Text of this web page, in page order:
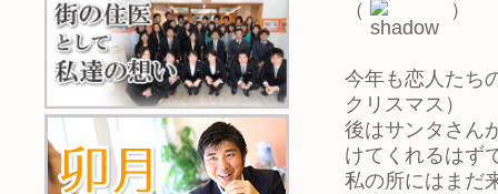
（
）
今年も恋人たち
クリスマス）
後はサンタさん
けてくれるはず
私の所にはまだ